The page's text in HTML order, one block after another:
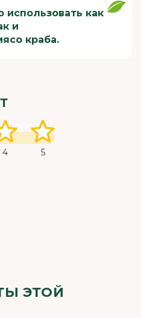
как
и
краба.
4 5
ЭТОЙ